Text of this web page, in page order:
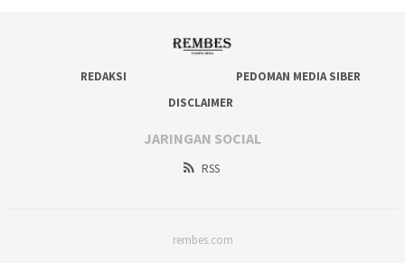
REDAKSI
PEDOMAN MEDIA SIBER
DISCLAIMER
JARINGAN SOCIAL
RSS
rembes.com